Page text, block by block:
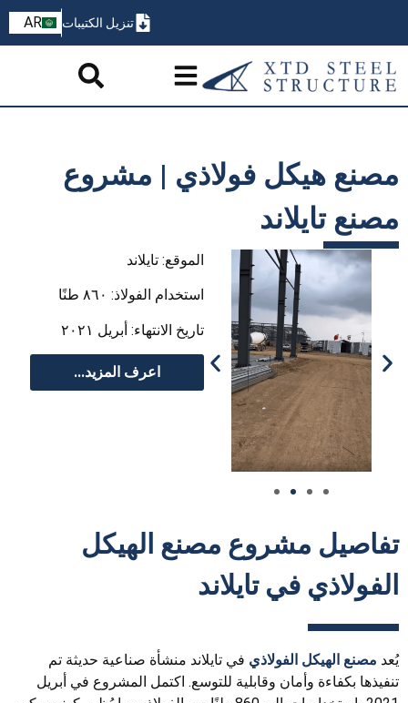
تنزيل الكتيبات AR
PT
مصنع هيكل فولاذي | مشروع
مصنع تايلاند
الموقع: تايلاند
استخدام الفولاذ: ٨٦٠ طنًا
تاريخ الانتهاء: أبريل ٢٠٢١
اعرف المزيد...
تفاصيل مشروع مصنع الهيكل
الفولاذي في تايلاند
يُعد مصنع الهيكل الفولاذي في تايلاند منشأة صناعية حديثة تم
تنفيذها بكفاءة وأمان وقابلية للتوسع. اكتمل المشروع في أبريل